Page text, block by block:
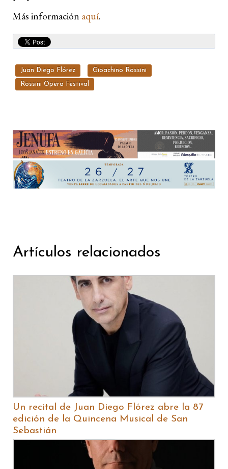
Más información aquí.
Juan Diego Flórez Gioachino Rossini
Rossini Opera Festival
Artículos relacionados
Un recital de Juan Diego Flórez abre la 87
edición de la Quincena Musical de San
Sebastián